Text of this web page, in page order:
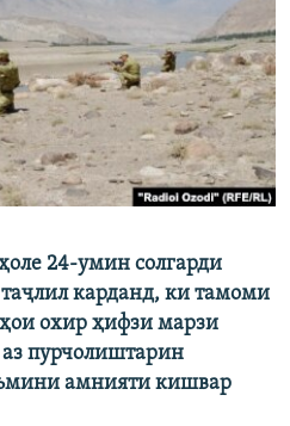
RL
24-умин солгарди
карданд, ки тамоми
охир ҳифзи марзи
аз пурчолиштарин
амнияти кишвар